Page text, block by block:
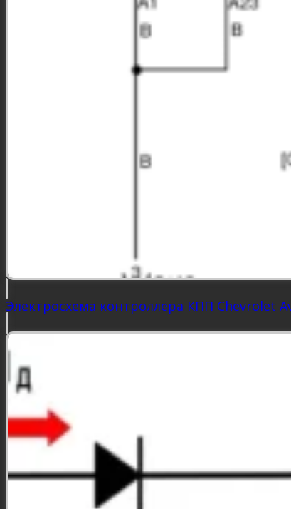
Электросхема контроллера КПП Chevrolet